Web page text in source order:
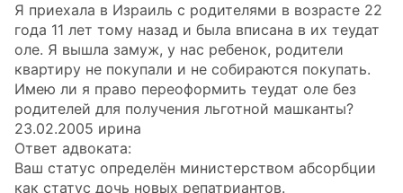
Я приехала в Израиль с родителями в возрасте 22
года 11 лет тому назад и была вписана в их теудат
оле. Я вышла замуж, у нас ребенок, родители
квартиру не покупали и не собираются покупать.
Имею ли я право переоформить теудат оле без
родителей для получения льготной машканты?
23.02.2005 ирина
Ответ адвоката:
Ваш статус определён министерством абсорбции
как статус дочь новых репатриантов.